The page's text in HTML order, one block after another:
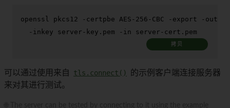
openssl pkcs12 -certpbe AES-256-CBC - export -out
  -inkey server-key.pem -
in server-cert.pem
拷贝
可以通过使用来自 tls.connect()
的示例客户端连接服务器
来对其进行测试。